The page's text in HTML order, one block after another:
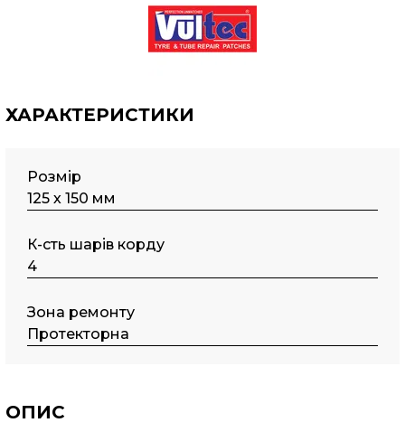
ХАРАКТЕРИСТИКИ
Розмір
125 х 150 мм
К-сть шарів корду
4
Зона ремонту
Протекторна
ОПИС